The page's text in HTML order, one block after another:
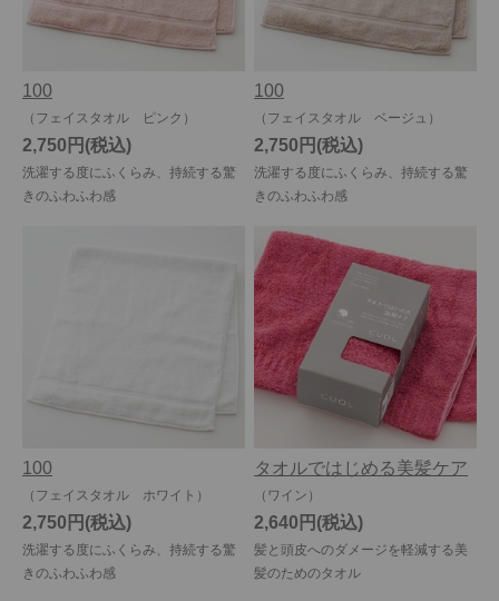
100
（フェイスタオル ピンク）
洗濯する度にふくらみ、持続する驚
きのふわふわ感
2,750円
100
（フェイスタオル ベージュ）
洗濯する度にふくらみ、持続する驚
きのふわふわ感
2,750円
100
（フェイスタオル ホワイト）
洗濯する度にふくらみ、持続する驚
きのふわふわ感
2,750円
タオルではじめる美髪ケア
（ワイン）
髪と頭皮へのダメージを軽減する美
髪のためのタオル
2,640円